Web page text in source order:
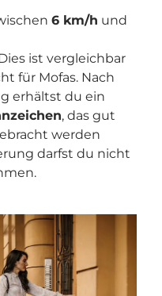
6 km/h und
ist vergleichbar
für Mofas. Nach
erhältst du ein
, das gut
werden
darfst du nicht